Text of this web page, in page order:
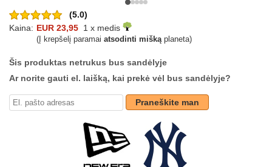
(5.0)
Kaina: EUR 23,95 1 x medis
(Į krepšelį paramai atsodinti miškąplaneta)
Šis produktas netrukus bus sandėlyje
Ar norite gauti el. laišką, kai prekė vėl bus sandėlyje?
Praneškite man